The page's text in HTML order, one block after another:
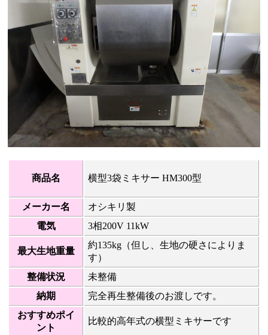
商品名 横型3袋ミキサー HM300型
メーカー名
オシキリ製
電気
3相200V 11kW
最大生地重量
約135kg（但し、生地の硬さによりま
す）
整備状況
未整備
納期
完全再生整備後のお渡しです。
おすすめポイ
ント
比較的高年式の横型ミキサーです